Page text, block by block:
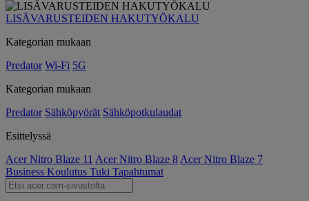
LISÄVARUSTEIDEN HAKUTYÖKALU
Kategorian mukaan
Predator Wi-Fi 5G
Kategorian mukaan
Predator Sähköpyörät Sähköpotkulaudat
Esittelyssä
Acer Nitro Blaze 11 Acer Nitro Blaze 8 Acer Nitro Blaze 7
Business Koulutus Tuki Tapahtumat